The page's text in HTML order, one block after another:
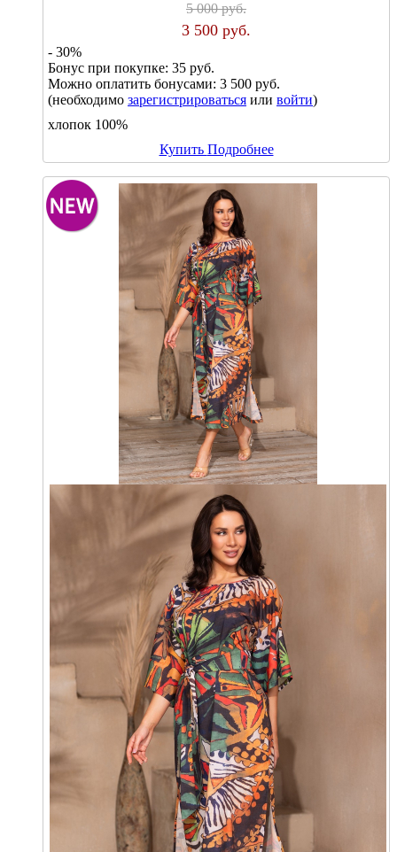
5 000 руб.
3 500 руб.
- 30%
Бонус при покупке: 35 руб.
Можно оплатить бонусами: 3 500 руб.
(необходимо зарегистрироваться или войти)
хлопок 100%
Купить Подробнее